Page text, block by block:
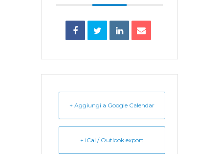
+ Aggiungi a Google Calendar
+ iCal / Outlook export